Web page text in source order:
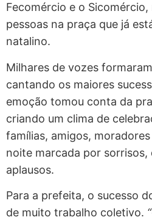
Fecomércio e o
pessoas na praça que já
natalino.
Milhares de vozes
cantando os maiores
emoção tomou conta da
criando um clima de
famílias, amigos,
noite marcada por sorrisos,
aplausos.
Para a prefeita, o sucesso
de muito trabalho coletivo.